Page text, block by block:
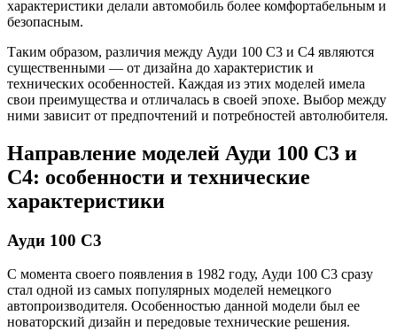
характеристики делали автомобиль более комфортабельным и
безопасным.
Таким образом, различия между Ауди 100 С3 и С4 являются
существенными — от дизайна до характеристик и
технических особенностей. Каждая из этих моделей имела
свои преимущества и отличалась в своей эпохе. Выбор между
ними зависит от предпочтений и потребностей автолюбителя.
Направление моделей Ауди 100 С3 и
С4: особенности и технические
характеристики
Ауди 100 С3
С момента своего появления в 1982 году, Ауди 100 С3 сразу
стал одной из самых популярных моделей немецкого
автопроизводителя. Особенностью данной модели был ее
новаторский дизайн и передовые технические решения.